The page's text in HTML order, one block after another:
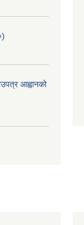
आह्वानको